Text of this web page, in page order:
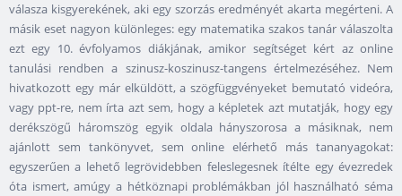
válasza kisgyerekének, aki egy szorzás eredményét akarta megérteni. A
másik eset nagyon különleges: egy matematika szakos tanár válaszolta
ezt egy 10. évfolyamos diákjának, amikor segítséget kért az online
tanulási rendben a szinusz-koszinusz-tangens értelmezéséhez. Nem
hivatkozott egy már elküldött, a szögfüggvényeket bemutató videóra,
vagy ppt-re, nem írta azt sem, hogy a képletek azt mutatják, hogy egy
derékszögű háromszög egyik oldala hányszorosa a másiknak, nem
ajánlott sem tankönyvet, sem online elérhető más tananyagokat:
egyszerűen a lehető legrövidebben feleslegesnek ítélte egy évezredek
óta ismert, amúgy a hétköznapi problémákban jól használható séma